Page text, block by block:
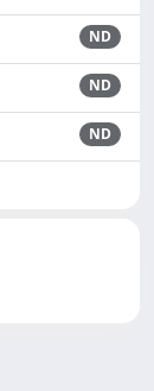
ND
ND
ND